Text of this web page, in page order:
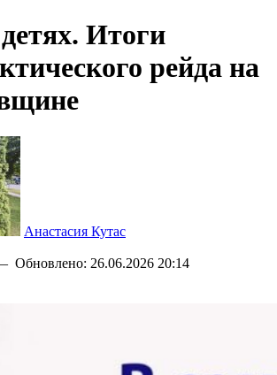
Итоги
рейда на
Анастасия Кутас
Обновлено: 26.06.2026 20:14